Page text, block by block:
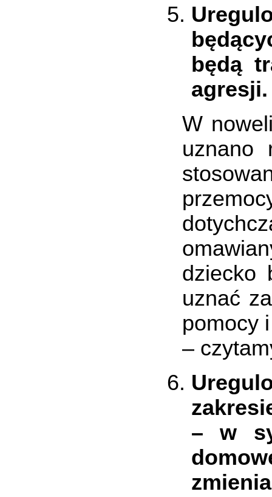
będą
agresji.
W
uznano
dziecko
uznać
pomocy
–
–w